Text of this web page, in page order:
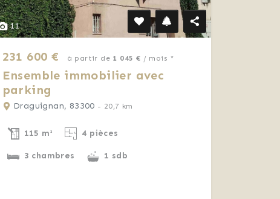
11
231 600 € à partir de 1 045 € / mois *
Ensemble immobilier avec
parking
Draguignan, 83300 - 20,7 km
115 m² 4 pièces
3 chambres 1 sdb